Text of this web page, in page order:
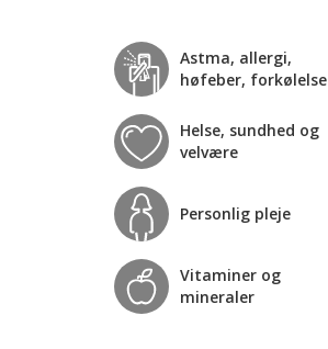
Astma, allergi,
høfeber, forkølelse
Helse, sundhed og
velvære
Personlig pleje
Vitaminer og
mineraler